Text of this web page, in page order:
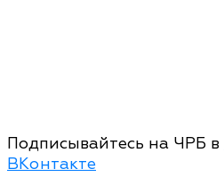
Подписывайтесь на ЧРБ в
ВКонтакте